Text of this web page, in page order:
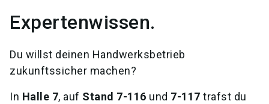
Expertenwissen.
Du willst deinen Handwerksbetrieb
zukunftssicher machen?
In Halle 7, auf Stand 7-116 und 7-117 trafst du